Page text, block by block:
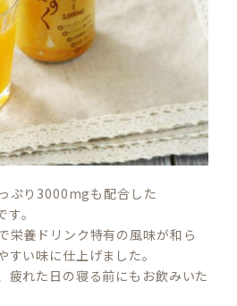
ぷり3000mgも配合した
す。
栄養ドリンク特有の風味が和ら
い味に仕上げました。
疲れた日の寝る前にもお飲みいた